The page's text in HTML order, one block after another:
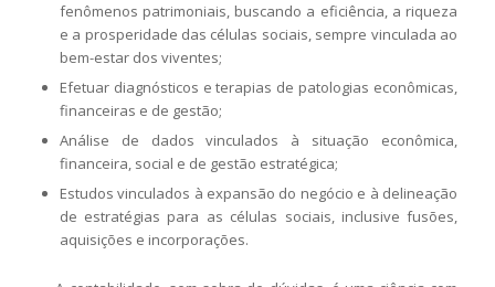
fenômenos patrimoniais, buscando a eficiência, a riqueza
e a prosperidade das células sociais, sempre vinculada ao
bem-estar dos viventes;
Efetuar diagnósticos e terapias de patologias econômicas,
financeiras e de gestão;
Análise de dados vinculados à situação econômica,
financeira, social e de gestão estratégica;
Estudos vinculados à expansão do negócio e à delineação
de estratégias para as células sociais, inclusive fusões,
aquisições e incorporações.